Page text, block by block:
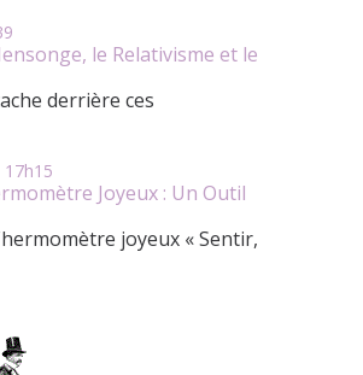
le Relativisme et le
derrière ces
17h15
Joyeux : Un Outil
joyeux « Sentir,